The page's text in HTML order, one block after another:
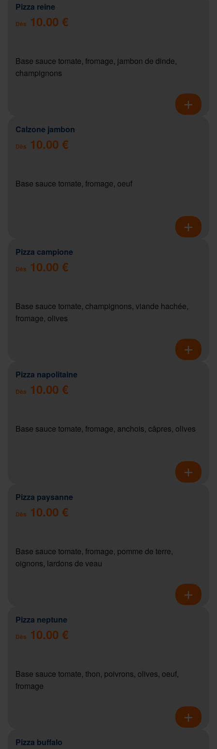
Pizza reine
Dès 10.00 €
Base sauce tomate, fromage, jambon de dinde,
champignons
Calzone jambon
Dès 10.00 €
Base sauce tomate, fromage, oeuf
Pizza campione
Dès 10.00 €
Base sauce tomate, champignons, viande hachée,
fromage, olives
Pizza napolitaine
Dès 10.00 €
Base sauce tomate, fromage, anchois, câpres, olives
Pizza paysanne
Dès 10.00 €
Base sauce tomate, fromage, pomme de terre,
oignons, lardons de veau
Pizza neptune
Dès 10.00 €
Base sauce tomate, thon, poivrons, olives, oeuf,
fromage
Pizza buffalo